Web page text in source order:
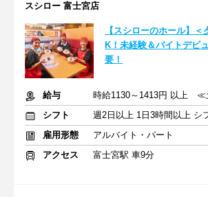
スシロー 富士宮店
【スシローのホール】
K！未経験＆バイトデビ
要！
給与
時給1130～1413円 以上 ≪
シフト
雇用形態
アルバイト・パート
アクセス
富士宮駅 車9分